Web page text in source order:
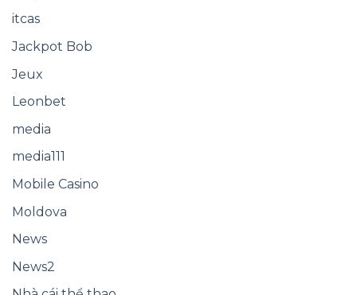
itcas
Jackpot Bob
Jeux
Leonbet
media
media111
Mobile Casino
Moldova
News
News2